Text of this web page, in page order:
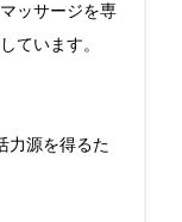
ッサージを専
ています。
力源を得るた